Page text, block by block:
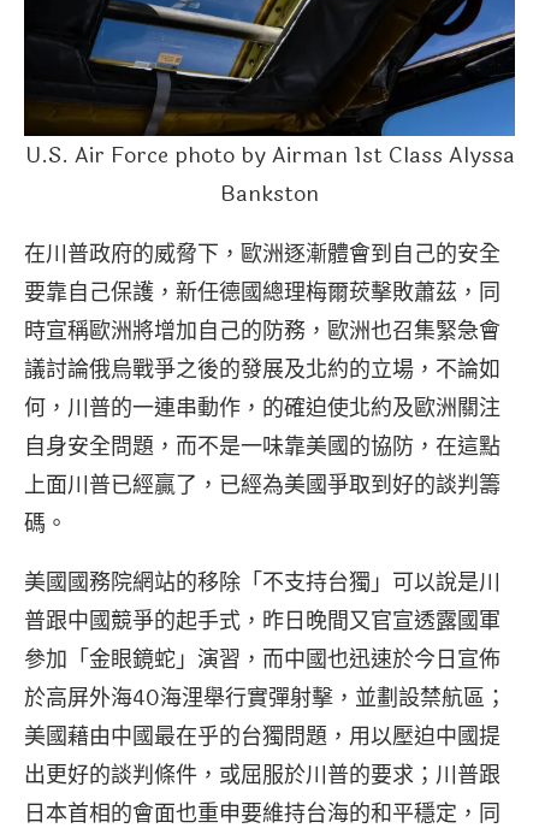
U.S. Air Force photo by Airman 1st Class Alyssa
Bankston
在川普政府的威脅下，歐洲逐漸體會到自己的安全
要靠自己保護，新任德國總理梅爾莰擊敗蕭茲，同
時宣稱歐洲將增加自己的防務，歐洲也召集緊急會
議討論俄烏戰爭之後的發展及北約的立場，不論如
何，川普的一連串動作，的確迫使北約及歐洲關注
自身安全問題，而不是一味靠美國的協防，在這點
上面川普已經贏了，已經為美國爭取到好的談判籌
碼。
美國國務院網站的移除「不支持台獨」可以說是川
普跟中國競爭的起手式，昨日晚間又官宣透露國軍
參加「金眼鏡蛇」演習，而中國也迅速於今日宣佈
於高屏外海40海浬舉行實彈射擊，並劃設禁航區；
美國藉由中國最在乎的台獨問題，用以壓迫中國提
出更好的談判條件，或屈服於川普的要求；川普跟
日本首相的會面也重申要維持台海的和平穩定，同